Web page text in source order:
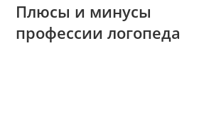
Плюсы и минусы
профессии логопеда